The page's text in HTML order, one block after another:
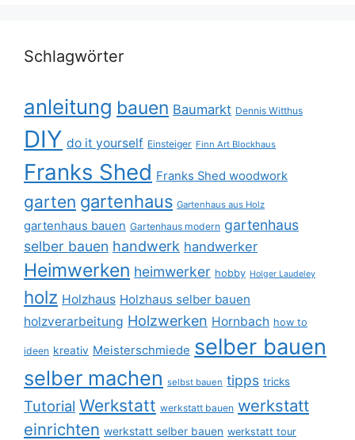
Schlagwörter
anleitung bauen Baumarkt Dennis Witthus
DIY do it yourself Einsteiger Finn Art Blockhaus
Franks Shed Franks Shed woodwork
garten gartenhaus Gartenhaus aus Holz
gartenhaus bauen Gartenhaus modern gartenhaus
selber bauen handwerk handwerker
Heimwerken heimwerker hobby Holger Laudeley
holz Holzhaus Holzhaus selber bauen
holzverarbeitung Holzwerken Hornbach how to
ideen kreativ Meisterschmiede selber bauen
selber machen selbst bauen tipps tricks
Tutorial Werkstatt werkstatt bauen werkstatt
einrichten werkstatt selber bauen werkstatt tour